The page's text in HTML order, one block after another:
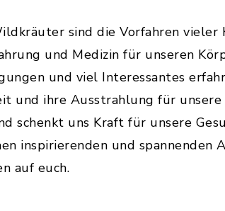
sind die Vorfahren vieler
und Medizin für unseren
und viel Interessantes
und ihre Ausstrahlung für unsere
schenkt uns Kraft für unsere
inspirierenden und spannenden
auf euch.